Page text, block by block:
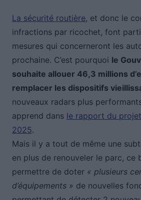
La sécurité routière, et donc le
infractions par ricochet, font
mesures qui concerneront les
prochaine. C’est pourquoi le
souhaite allouer 46,3 millions
remplacer les dispositifs
nouveaux radars plus
apprend dans le rapport du
2025.
Mais il y a tout de même une
en plus de renouveler le parc, ce
permettre de doter « plusieurs
d’équipements » de nouvelles